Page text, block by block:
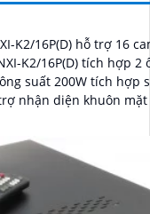
K2/16P(D) hỗ trợ 16
suất 200W tích hợp
nhận diện khuôn